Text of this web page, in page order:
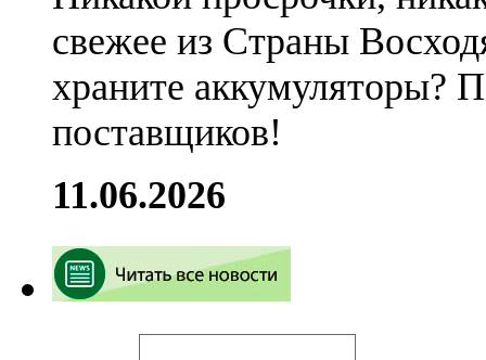
свежее из Страны
храните аккумуляторы?
поставщиков!
11.06.2026